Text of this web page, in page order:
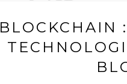
BLOCKCHAIN